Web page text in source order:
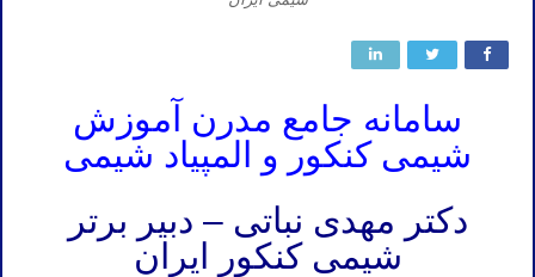
سامانه جامع مدرن آموزش
شیمی کنکور و المپیاد شیمی
دکتر مهدی نباتی – دبیر برتر
شیمی کنکور ایران